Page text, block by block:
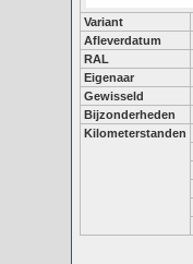
Variant
Afleverdatum
RAL
Eigenaar
Gewisseld
Bijzonderheden
Kilometerstanden